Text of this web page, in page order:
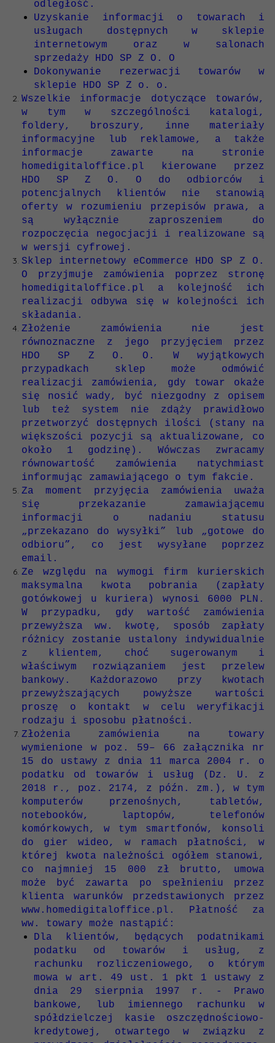
odległość.
Uzyskanie informacji o towarach i
usługach dostępnych w sklepie
internetowym oraz w salonach
sprzedaży HDO SP Z O. O
Dokonywanie rezerwacji towarów w
sklepie HDO SP Z o. o.
Wszelkie informacje dotyczące towarów,
w tym w szczególności katalogi,
foldery, broszury, inne materiały
informacyjne lub reklamowe, a także
informacje zawarte na stronie
homedigitaloffice.pl
kierowane przez
HDO SP Z O. O do odbiorców i
potencjalnych klientów nie stanowią
oferty w rozumieniu przepisów prawa, a
są wyłącznie zaproszeniem do
rozpoczęcia negocjacji i realizowane są
w wersji cyfrowej.
Sklep internetowy eCommerce HDO SP Z O.
O przyjmuje zamówienia poprzez stronę
homedigitaloffice.pl a kolejność ich
realizacji odbywa się w kolejności ich
składania.
Złożenie zamówienia nie jest
równoznaczne z jego przyjęciem przez
HDO SP Z O. O. W wyjątkowych
przypadkach sklep może odmówić
realizacji zamówienia, gdy towar okaże
się nosić wady, być niezgodny z opisem
lub też system nie zdąży prawidłowo
przetworzyć dostępnych ilości (stany na
większości pozycji są aktualizowane, co
około 1 godzinę). Wówczas zwracamy
równowartość zamówienia natychmiast
informując zamawiającego o tym fakcie.
Za moment przyjęcia zamówienia uważa
się przekazanie zamawiającemu
informacji o nadaniu statusu
„przekazano do wysyłki” lub „gotowe do
odbioru”, co jest wysyłane poprzez
email.
Ze względu na wymogi firm kurierskich
maksymalna kwota pobrania (zapłaty
gotówkowej u kuriera) wynosi 6000 PLN.
W przypadku, gdy wartość zamówienia
przewyższa ww. kwotę, sposób zapłaty
różnicy zostanie ustalony indywidualnie
z klientem, choć sugerowanym i
właściwym rozwiązaniem jest przelew
bankowy. Każdorazowo przy kwotach
przewyższających powyższe wartości
proszę o kontakt w celu weryfikacji
rodzaju i sposobu płatności.
Złożenia zamówienia na towary
wymienione w poz. 59– 66 załącznika nr
15 do ustawy z dnia 11 marca 2004 r. o
podatku od towarów i usług (Dz. U. z
2018 r., poz. 2174, z późn. zm.), w tym
komputerów przenośnych, tabletów,
notebooków, laptopów, telefonów
komórkowych, w tym smartfonów, konsoli
do gier wideo, w ramach płatności, w
której kwota należności ogółem stanowi,
co najmniej 15 000 zł brutto, umowa
może być zawarta po spełnieniu przez
klienta warunków przedstawionych przez
www.homedigitaloffice.pl. Płatność za
ww. towary może nastąpić:
Dla klientów, będących podatnikami
podatku od towarów i usług, z
rachunku rozliczeniowego, o którym
mowa w art. 49 ust. 1 pkt 1 ustawy z
dnia 29 sierpnia 1997 r. - Prawo
bankowe, lub imiennego rachunku w
spółdzielczej kasie oszczędnościowo-
kredytowej, otwartego w związku z